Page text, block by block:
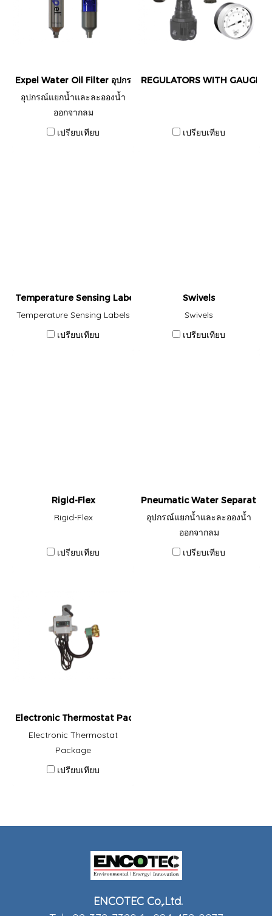
Expel Water Oil Filter อุปกรณ์แยกน้ำและละอองน้ำ ออกจากลม
อุปกรณ์แยกน้ำและละอองน้ำ
ออกจากลม
เปรียบเทียบ
REGULATORS WITH GAUGES
เปรียบเทียบ
Temperature Sensing Labels
Temperature Sensing Labels
เปรียบเทียบ
Swivels
Swivels
เปรียบเทียบ
Rigid-Flex
Rigid-Flex
เปรียบเทียบ
Pneumatic Water Separator
อุปกรณ์แยกน้ำและละอองน้ำ
ออกจากลม
เปรียบเทียบ
Electronic Thermostat Package
Electronic Thermostat
Package
เปรียบเทียบ
ENCOTEC Co,.Ltd.